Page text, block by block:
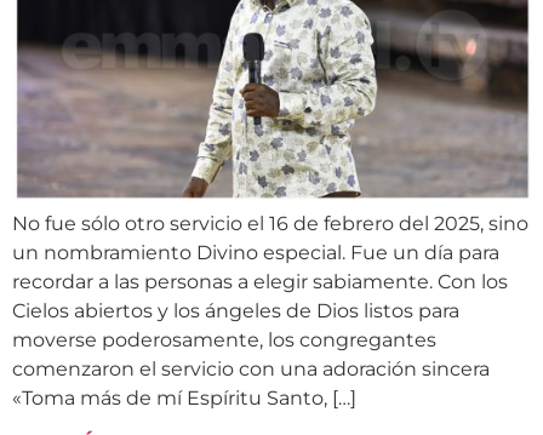
No fue sólo otro servicio el 16 de febrero del 2025, sino
un nombramiento Divino especial. Fue un día para
recordar a las personas a elegir sabiamente. Con los
Cielos abiertos y los ángeles de Dios listos para
moverse poderosamente, los congregantes
comenzaron el servicio con una adoración sincera
«Toma más de mí Espíritu Santo, […]